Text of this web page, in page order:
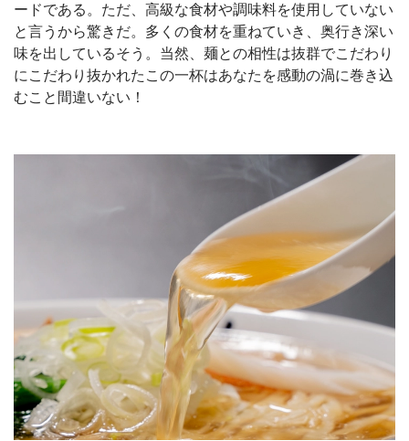
ードである。ただ、高級な食材や調味料を使用していない
と言うから驚きだ。多くの食材を重ねていき、奥行き深い
味を出しているそう。当然、麺との相性は抜群でこだわり
にこだわり抜かれたこの一杯はあなたを感動の渦に巻き込
むこと間違いない！